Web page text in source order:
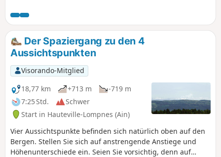
tragen. Insbesondere ist die Route präziser
und die als weniger interessant erachteten
Abschnitte wurden gestrichen. Diese neue
Version hat uns sehr gefallen und eignet
sich besonders für Tage mit hohen
Temperaturen (getestet während der
Hitzewelle im August 2025).Die Strecke
verläuft größtenteils durch Wälder und auf
unbefestigten Wegen oder Pfaden. Sie bietet
herrliche Ausblicke von verschiedenen
Aussichtspunkten sowie zu
symbolträchtigen Orten: Trou de la Marmite,
Kapelle Notre-Dame de Mazières usw. Bei
klarem Wetter können Sie den Mont Blanc
Der Spaziergang zu den 4
Aussichtspunkten
Visorando-Mitglied
18,77 km
+713 m
-719 m
7:25 Std.
Schwer
Start in Hauteville-Lompnes (Ain)
Vier Aussichtspunkte befinden sich natürlich oben auf den
Bergen. Stellen Sie sich auf anstrengende Anstiege und
Höhenunterschiede ein. Seien Sie vorsichtig, denn auf